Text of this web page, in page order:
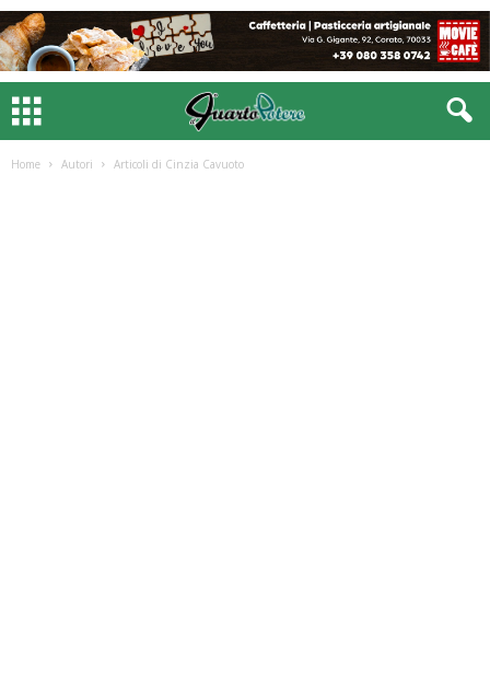
Home Autori Articoli di Cinzia Cavuoto